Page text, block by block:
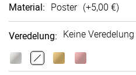
Material: Poster (+5,00 €)
Veredelung: Keine Veredelung